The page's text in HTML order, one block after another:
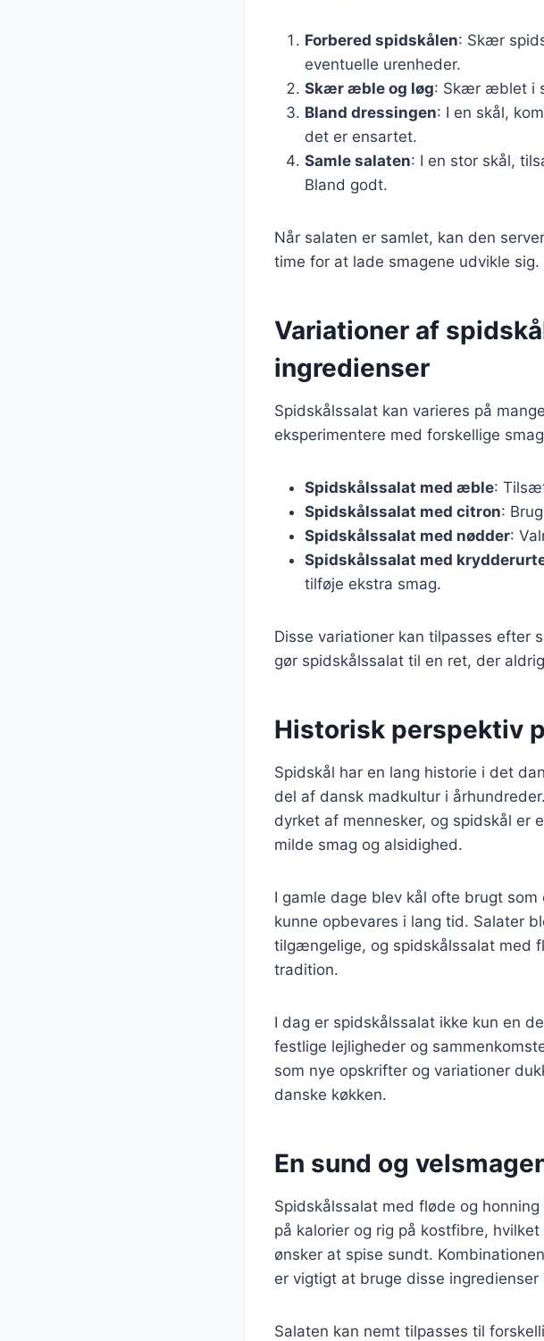
Forbered spidskålen: Skær
eventuelle urenheder.
Skær æble og løg: Skær æblet i
Bland dressingen: I en skål,
det er ensartet.
Samle salaten: I en stor skål,
Bland godt.
Når salaten er samlet, kan den
time for at lade smagene udvikle sig.
Variationer af
ingredienser
Spidskålssalat kan varieres på
eksperimentere med forskellige
Spidskålssalat med æble:
Spidskålssalat med citron:
Spidskålssalat med nødder:
Spidskålssalat med
tilføje ekstra smag.
Disse variationer kan tilpasses efter
gør spidskålssalat til en ret, der
Historisk perspektiv
Spidskål har en lang historie i det
del af dansk madkultur i
dyrket af mennesker, og spidskål er
milde smag og alsidighed.
I gamle dage blev kål ofte brugt
kunne opbevares i lang tid. Salater
tilgængelige, og spidskålssalat med
tradition.
I dag er spidskålssalat ikke kun en
festlige lejligheder og
som nye opskrifter og variationer
danske køkken.
En sund og
Spidskålssalat med fløde og
på kalorier og rig på kostfibre,
ønsker at spise sundt.
er vigtigt at bruge disse
Salaten kan nemt tilpasses til